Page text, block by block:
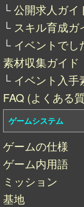
└公開求人ガイ
└ スキル育成ガ
└ イベントでし
素材収集ガイド
└ イベント入手
FAQ (よくある
ゲームシステム
ゲームの仕様
ゲーム内用語
ミッション
基地